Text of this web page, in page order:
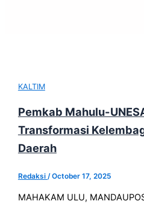
KALTIM
Pemkab Mahulu-
Transformasi
Daerah
Redaksi /October 17, 2025
MAHAKAM ULU,